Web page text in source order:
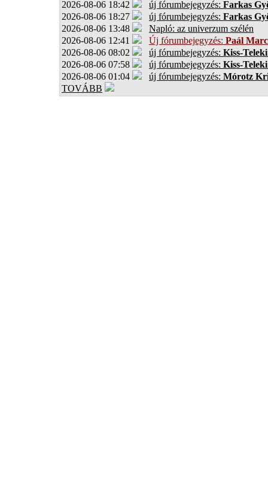
2026-08-06 18:42 új fórumbejegyzés: Farkas
2026-08-06 18:27
új fórumbejegyzés: Farkas
2026-08-06 13:48
Napló: az univerzum szélén
2026-08-06 12:41
Új fórumbejegyzés: Paál
2026-08-06 08:02
új fórumbejegyzés: Kiss-
2026-08-06 07:58
új fórumbejegyzés: Kiss-
2026-08-06 01:04
új fórumbejegyzés: Mórotz
TOVÁBB